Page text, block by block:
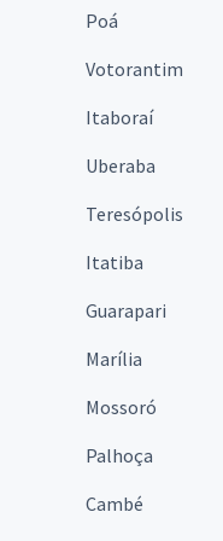
Poá
Votorantim
Itaboraí
Uberaba
Teresópolis
Itatiba
Guarapari
Marília
Mossoró
Palhoça
Cambé